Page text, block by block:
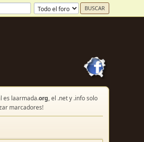
es laarmada.org, el .net y .info solo
marcadores!